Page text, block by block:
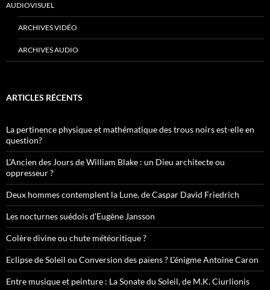
AUDIOVISUEL
ARCHIVES VIDÉO
ARCHIVES AUDIO
ARTICLES RÉCENTS
La pertinence physique et mathématique des trous noirs est-elle en
question?
L’Ancien des Jours de William Blake : un Dieu architecte ou
oppresseur ?
Deux hommes contemplent la Lune, de Caspar David Friedrich
Les nocturnes suédois d’Eugène Jansson
Colère divine ou chute météoritique ?
Eclipse de Soleil ou Conversion des païens ? L’énigme Antoine Caron
Entre musique et peinture : La Sonate du Soleil, de M.K. Ciurlionis